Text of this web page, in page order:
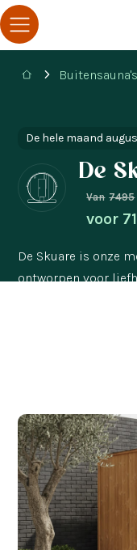
Buitensauna's
De hele maand
De
Van 7495
voor
De Skuare is onze
ontworpen voor